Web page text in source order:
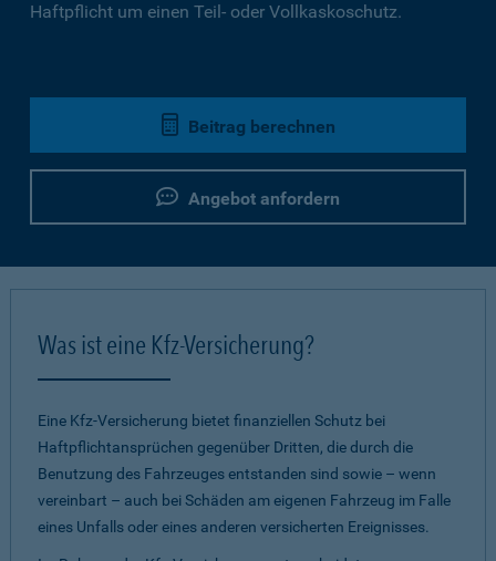
Haftpflicht um einen Teil- oder Vollkaskoschutz.
Beitrag berechnen
Angebot anfordern
Was ist eine Kfz-Versicherung?
Eine Kfz-Versicherung bietet finanziellen Schutz bei
Haftpflichtansprüchen gegenüber Dritten, die durch die
Benutzung des Fahrzeuges entstanden sind sowie – wenn
vereinbart – auch bei Schäden am eigenen Fahrzeug im Falle
eines Unfalls oder eines anderen versicherten Ereignisses.